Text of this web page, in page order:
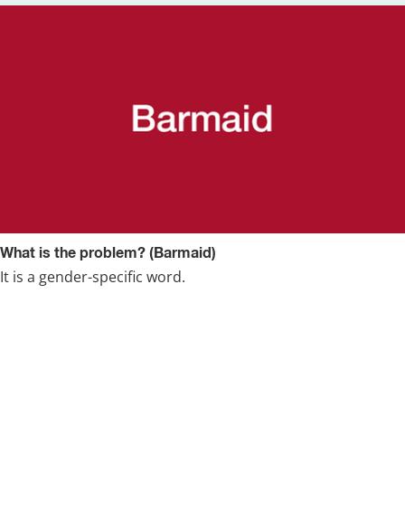
What is the problem? (Barmaid)
It is a gender-specific word.